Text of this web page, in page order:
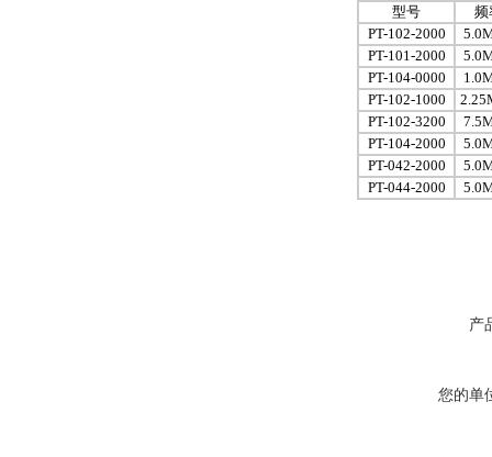
型号
频
PT-102-2000
PT-101-2000
PT-104-0000
PT-102-1000
PT-102-3200
PT-104-2000
PT-042-2000
PT-044-2000
产
您的单